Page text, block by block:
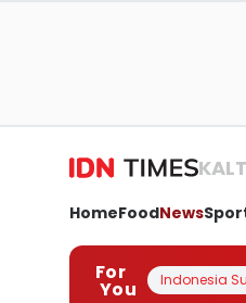
HomeFoodNews
For
You Indonesia